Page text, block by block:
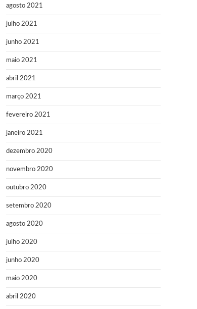
agosto 2021
julho 2021
junho 2021
maio 2021
abril 2021
março 2021
fevereiro 2021
janeiro 2021
dezembro 2020
novembro 2020
outubro 2020
setembro 2020
agosto 2020
julho 2020
junho 2020
maio 2020
abril 2020